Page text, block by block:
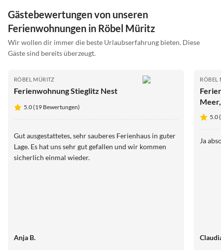
Gästebewertungen von unseren
Ferienwohnungen in Röbel Müritz
Wir wollen dir immer die beste Urlaubserfahrung bieten. Diese
Gäste sind bereits überzeugt.
RÖBEL MÜRITZ
Ferienwohnung Stieglitz Nest
5.0 (19 Bewertungen)
Gut ausgestattetes, sehr sauberes Ferienhaus in guter
Lage. Es hat uns sehr gut gefallen und wir kommen
sicherlich einmal wieder.
Anja B.
RÖBEL
5.0
Ja